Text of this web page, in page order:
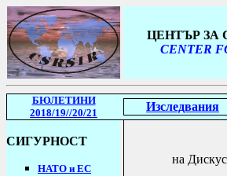
ЦЕНТЪР ЗА
CENTER
БЮЛЕТИНИ
2018/19//20/21 Изследвания
СИГУРНОСТ
НАТО и ЕС
на